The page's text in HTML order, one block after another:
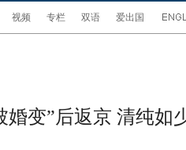
视频 专栏 双语 爱出国
婚变”后返京 清纯如